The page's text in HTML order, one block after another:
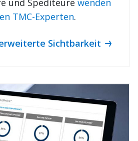
TMC-Experten.